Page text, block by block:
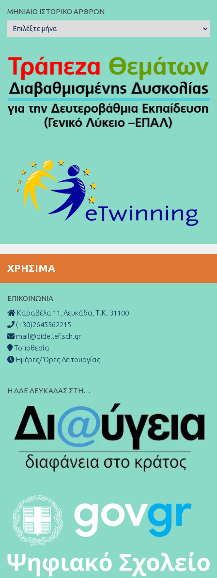
ΜΗΝΙΑΊΟ ΙΣΤΟΡΙΚΌ ΆΡΘΡΩΝ
Μηνιαίο
Ιστορικό
ΧΡΉΣΙΜΑ
ΕΠΙΚΟΙΝΩΝΊΑ
Καραβέλα 11, Λευκάδα, Τ.Κ. 31100
(+30)2645362215
mail@dide.lef.sch.gr
Τοποθεσία
Ημέρες/ Ώρες Λειτουργίας
Η ΔΔΕ ΛΕΥΚΑΔΑΣ ΣΤΗ…